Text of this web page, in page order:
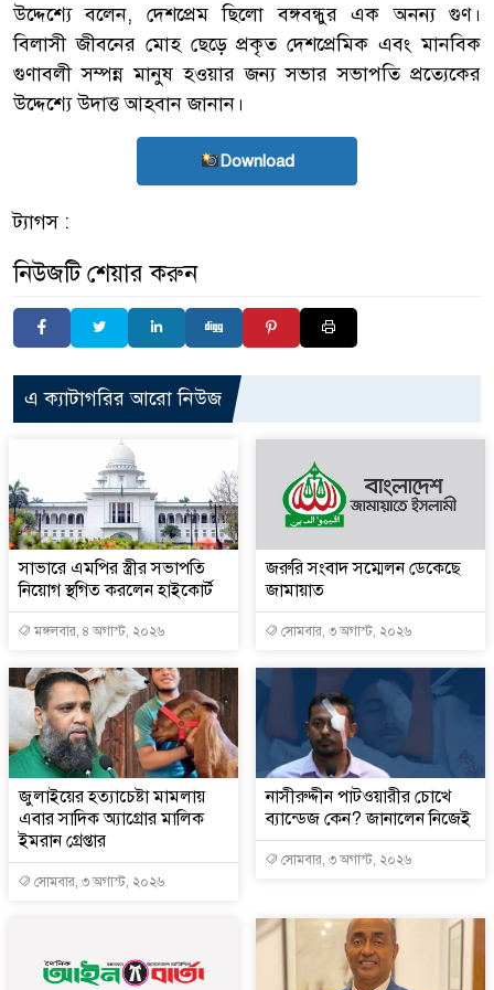
উদ্দেশ্যে বলেন, দেশপ্রেম ছিলো বঙ্গবন্ধুর এক অনন্য গুণ।
বিলাসী জীবনের মোহ ছেড়ে প্রকৃত দেশপ্রেমিক এবং মানবিক
গুণাবলী সম্পন্ন মানুষ হওয়ার জন্য সভার সভাপতি প্রত্যেকের
উদ্দেশ্যে উদাত্ত আহবান জানান।
Download
ট্যাগস :
নিউজটি শেয়ার করুন
এ ক্যাটাগরির আরো নিউজ
সাভারে এমপির স্ত্রীর সভাপতি
নিয়োগ স্থগিত করলেন হাইকোর্ট
মঙ্গলবার, ৪ অগাস্ট, ২০২৬
জরুরি সংবাদ সম্মেলন ডেকেছে
জামায়াত
সোমবার, ৩ অগাস্ট, ২০২৬
জুলাইয়ের হত্যাচেষ্টা মামলায়
এবার সাদিক অ্যাগ্রোর মালিক
ইমরান গ্রেপ্তার
সোমবার, ৩ অগাস্ট, ২০২৬
নাসীরুদ্দীন পাটওয়ারীর চোখে
ব্যান্ডেজ কেন? জানালেন নিজেই
সোমবার, ৩ অগাস্ট, ২০২৬